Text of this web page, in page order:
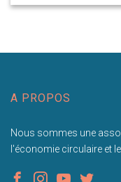
A PROPOS
Nous sommes une
l'économie circulaire et